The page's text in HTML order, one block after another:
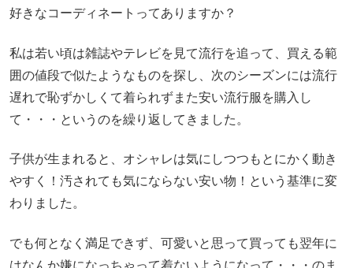
好きなコーディネートってありますか？
私は若い頃は雑誌やテレビを見て流行を追って、買える範
囲の値段で似たようなものを探し、次のシーズンには流行
遅れで恥ずかしくて着られずまた安い流行服を購入し
て・・・というのを繰り返してきました。
子供が生まれると、オシャレは気にしつつもとにかく動き
やすく！汚されても気にならない安い物！という基準に変
わりました。
でも何となく満足できず、可愛いと思って買っても翌年に
はなんか嫌になっちゃって着ないようになって・・・のま